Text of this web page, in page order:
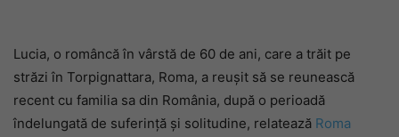
Lucia, o româncă în vârstă de 60 de ani, care a trăit pe
străzi în Torpignattara, Roma, a reușit să se reunească
recent cu familia sa din România, după o perioadă
îndelungată de suferință și solitudine, relatează Roma